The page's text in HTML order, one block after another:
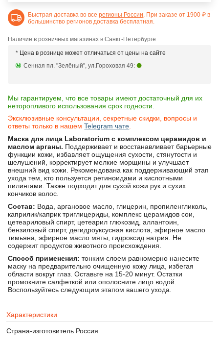
Быстрая доставка во всерегионы России . При заказе от 1900 ₽ в
большинство регионов доставка бесплатная.
Наличие в розничных магазинах в Санкт-Петербурге
* Цена в рознице может отличаться от цены на сайте
Сенная пл. "Зелёный", ул.Гороховая 49:
Мы гарантируем, что все товары имеют достаточный для их
неторопливого использования срок годности.
Эксклюзивные консультации, секретные скидки, вопросы и
ответы только в нашемTelegram чате.
Маска для лица Laboratorium с комплексом церамидов и
маслом арганы. Поддерживает и восстанавливает барьерные
функции кожи, избавляет ощущения сухости, стянутости и
шелушений, корректирует мелкие морщины и улучшает
внешний вид кожи. Рекомендована как поддерживающий этап
ухода тем, кто пользуется ретиноидами и кислотными
пилингами. Также подходит для сухой кожи рук и сухих
кончиков волос.
Состав: Вода, аргановое масло, глицерин, пропиленгликоль,
каприлик/каприк триглицериды, комплекс церамидов сои,
цетеариловый спирт, цетеарил глюкозид, аллантоин,
бензиловый спирт, дегидроуксусная кислота, эфирное масло
тимьяна, эфирное масло мяты, гидроксид натрия. Не
содержит продуктов животного происхождения.
Способ применения: тонким слоем равномерно нанесите
маску на предварительно очищенную кожу лица, избегая
области вокруг глаз. Оставьте на 15-20 минут. Остатки
промокните салфеткой или ополосните лицо водой.
Воспользуйтесь следующим этапом вашего ухода.
Характеристики
Страна-изготовитель Россия